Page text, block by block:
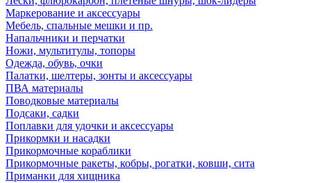
Маркерование и аксессуары
Мебель, спальные мешки и пр.
Напальчники и перчатки
Ножи, мультитулы, топоры
Одежда, обувь, очки
Палатки, шелтеры, зонты и аксессуары
ПВА материалы
Поводковые материалы
Подсаки, садки
Поплавки для удочки и аксессуары
Прикормки и насадки
Прикормочные кораблики
Прикормочные ракеты, кобры, рогатки, ковши, сита
Приманки для хищника